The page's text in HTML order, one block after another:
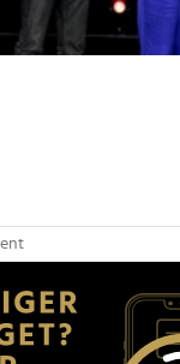
geben wir
Website an
Informationen
die Sie